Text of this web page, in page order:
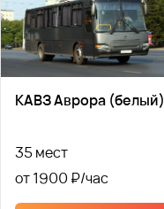
КАВЗ Аврора (белый)
35 мест
от 1900 ₽